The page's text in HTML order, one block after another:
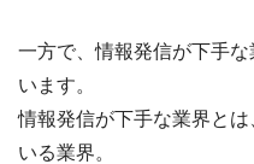
一方で、情報発信が下手
います。
情報発信が下手な業界と
いる業界。